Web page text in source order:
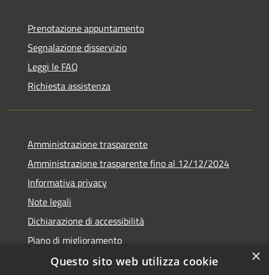
Prenotazione appuntamento
Segnalazione disservizio
Leggi le FAQ
Richiesta assistenza
Amministrazione trasparente
Amministrazione trasparente fino al 12/12/2024
Informativa privacy
Note legali
Dichiarazione di accessibilità
Piano di miglioramento
×
Questo sito web utilizza cookie